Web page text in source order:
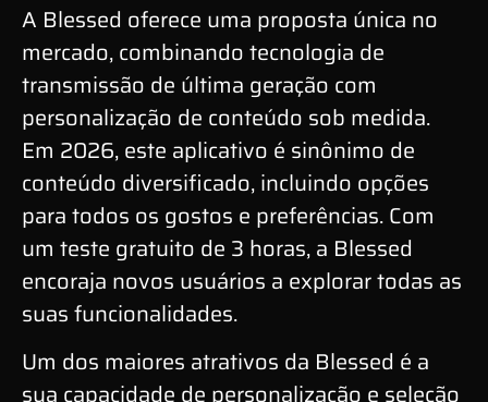
A Blessed oferece uma proposta única no
mercado, combinando tecnologia de
transmissão de última geração com
personalização de conteúdo sob medida.
Em 2026, este aplicativo é sinônimo de
conteúdo diversificado, incluindo opções
para todos os gostos e preferências. Com
um teste gratuito de 3 horas, a Blessed
encoraja novos usuários a explorar todas as
suas funcionalidades.
Um dos maiores atrativos da Blessed é a
sua capacidade de personalização e seleção